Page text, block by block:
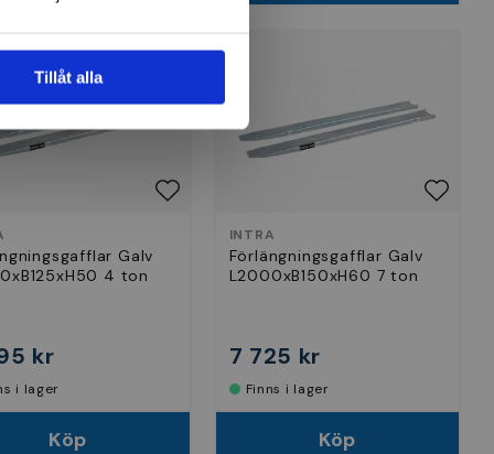
Tillåt alla
Galv
4 ton
kr
i lager
Köp
INTRA
Förlängningsgafflar Galv
L2000xB150xH60 7 ton
7 725 kr
Finns i lager
Köp